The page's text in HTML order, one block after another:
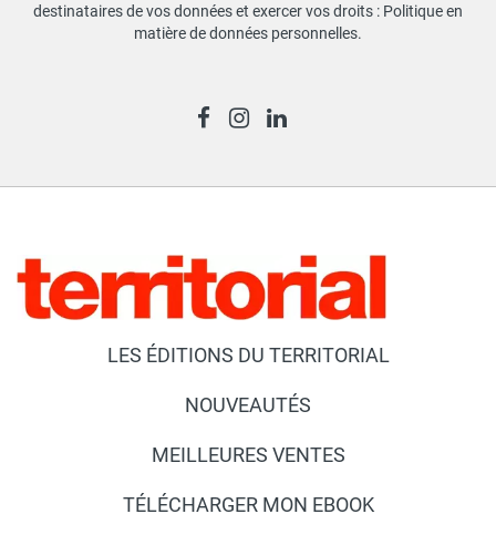
destinataires de vos données et exercer vos droits : Politique en
matière de données personnelles.
LES ÉDITIONS DU TERRITORIAL
NOUVEAUTÉS
MEILLEURES VENTES
TÉLÉCHARGER MON EBOOK